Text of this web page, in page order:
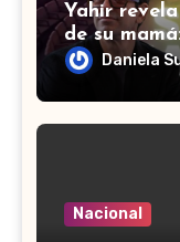
Yahir
de su
soy, que
Daniela
Nacional